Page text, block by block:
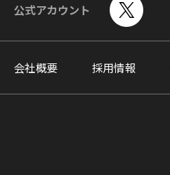
公式アカウント
会社概要 採用情報